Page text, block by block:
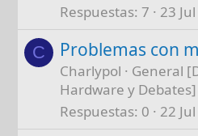
Respuestas 7 23
C Problemas con
Charlypol
General
Hardware y Debates]
Respuestas 0 22